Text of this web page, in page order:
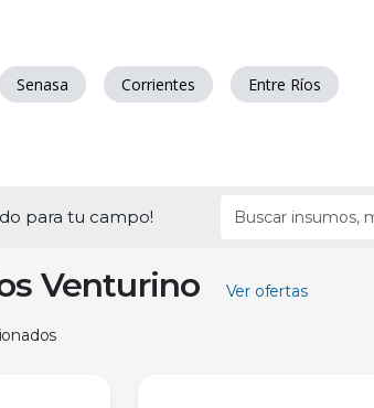
Senasa Corrientes Entre Ríos
para tu campo!
Venturino Ver ofertas